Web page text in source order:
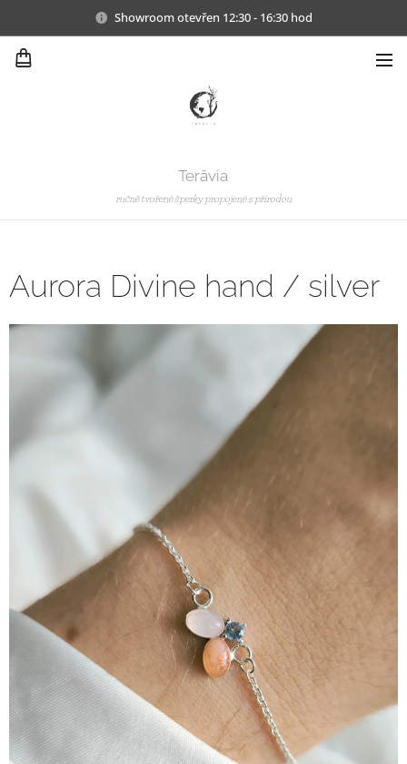
Showroom otevřen 12:30 - 16:30 hod
Terāvia
ručně tvořené šperky propojené s přírodou
Aurora Divine hand / silver